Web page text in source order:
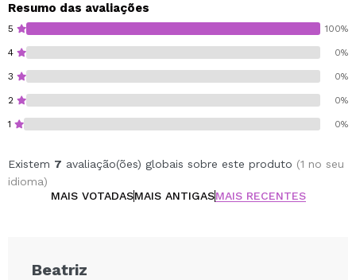
Resumo das avaliações
5 100%
4 0%
3 0%
2 0%
1 0%
Existem 7 avaliação(ões) globais sobre este produto (1 no seu
idioma)
MAIS VOTADASMAIS ANTIGASMAIS RECENTES
Beatriz